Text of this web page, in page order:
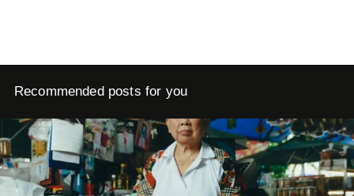
Recommended posts for you